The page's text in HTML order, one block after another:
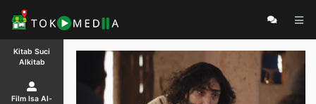
Kitab Suci
Alkitab
Film Isa Al-